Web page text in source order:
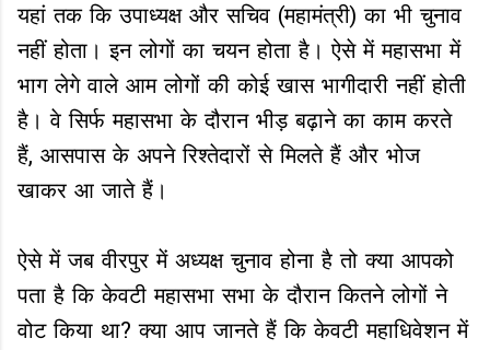
यहां तक कि उपाध्यक्ष और सचिव (महामंत्री) का भी चुनाव
नहीं होता। इन लोगों का चयन होता है। ऐसे में महासभा में
भाग लेगे वाले आम लोगों की कोई खास भागीदारी नहीं होती
है। वे सिर्फ महासभा के दौरान भीड़ बढ़ाने का काम करते
हैं, आसपास के अपने रिश्तेदारों से मिलते हैं और भोज
खाकर आ जाते हैं।
ऐसे में जब वीरपुर में अध्यक्ष चुनाव होना है तो क्या आपको
पता है कि केवटी महासभा सभा के दौरान कितने लोगों ने
वोट किया था? क्या आप जानते हैं कि केवटी महाधिवेशन में